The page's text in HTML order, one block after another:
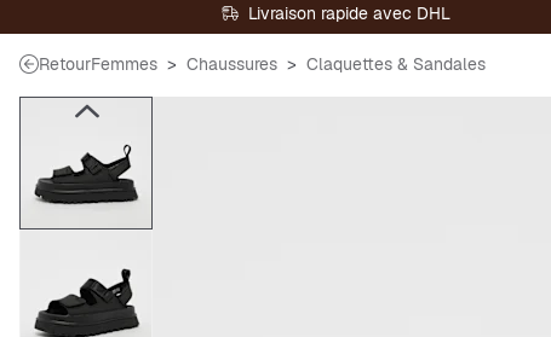
Livraison rapide avec DHL
RetourFemmes Chaussures Claquettes & Sandales